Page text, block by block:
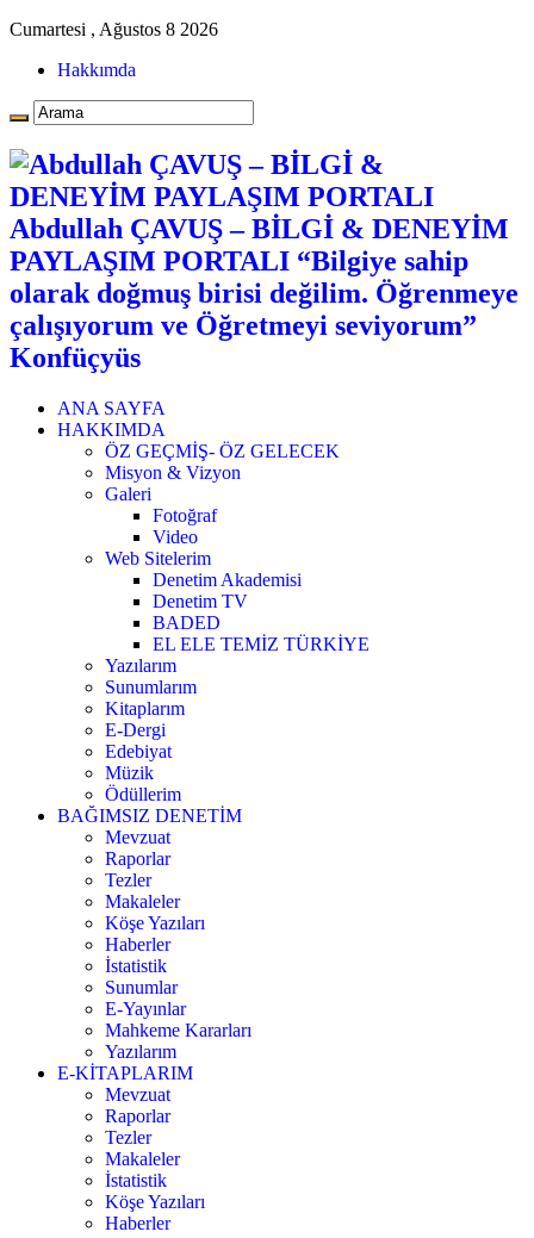
Cumartesi , Ağustos 8 2026
Hakkımda
Abdullah ÇAVUŞ – BİLGİ & DENEYİM
PAYLAŞIM PORTALI “Bilgiye sahip
olarak doğmuş birisi değilim. Öğrenmeye
çalışıyorum ve Öğretmeyi seviyorum”
Konfüçyüs
ANA SAYFA
HAKKIMDA
ÖZ GEÇMİŞ- ÖZ GELECEK
Misyon & Vizyon
Galeri
Fotoğraf
Video
Web Sitelerim
Denetim Akademisi
Denetim TV
BADED
EL ELE TEMİZ TÜRKİYE
Yazılarım
Sunumlarım
Kitaplarım
E-Dergi
Edebiyat
Müzik
Ödüllerim
BAĞIMSIZ DENETİM
Mevzuat
Raporlar
Tezler
Makaleler
Köşe Yazıları
Haberler
İstatistik
Sunumlar
E-Yayınlar
Mahkeme Kararları
Yazılarım
E-KİTAPLARIM
Mevzuat
Raporlar
Tezler
Makaleler
İstatistik
Köşe Yazıları
Haberler